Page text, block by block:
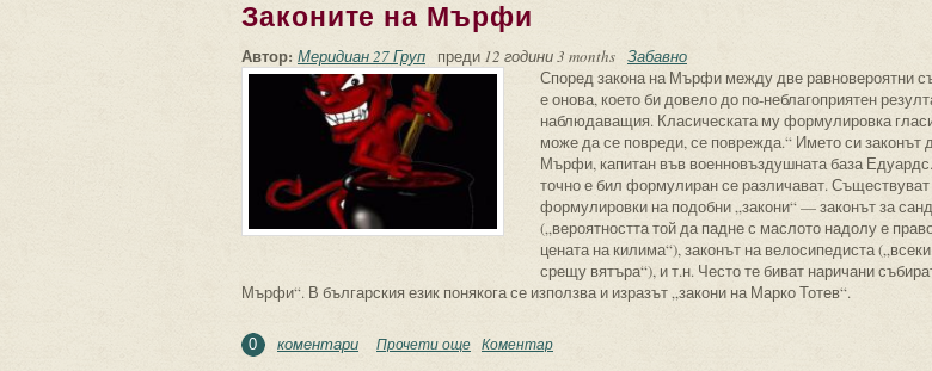
Законите на Мърфи
Автор: Меридиан 27 Груп преди 12 години 3 months Забавно
Според закона на Мърфи между две равновероятни
е онова, което би довело до по-неблагоприятен
наблюдаващия. Класическата му формулировка
може да се повреди, се поврежда.“ Името си
Мърфи, капитан във военновъздушната база
точно е бил формулиран се различават.
формулировки на подобни „закони“ — законът за
(„вероятността той да падне с маслото надолу е
цената на килима“), законът на велосипедиста
срещу вятъра“), и т.н. Често те биват наричани
Мърфи“. В българския език понякога се използва и изразът „закони на Марко Тотев“.
0 коментари Прочети още about Законите на Мърфи
Коментар